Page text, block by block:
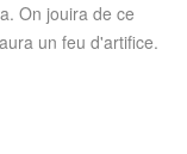
On jouira de ce
un feu d'artifice.